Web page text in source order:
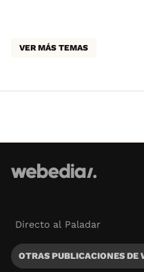
VER MÁS TEMAS
Directo al Paladar
OTRAS PUBLICACIONES DE